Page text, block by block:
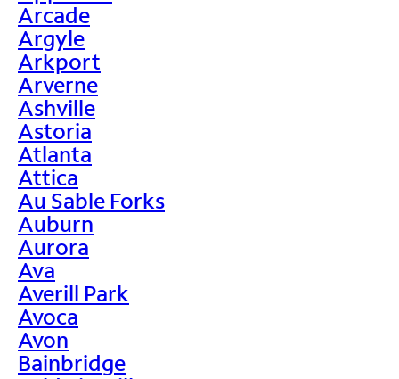
Arcade
Argyle
Arkport
Arverne
Ashville
Astoria
Atlanta
Attica
Au Sable Forks
Auburn
Aurora
Ava
Averill Park
Avoca
Avon
Bainbridge